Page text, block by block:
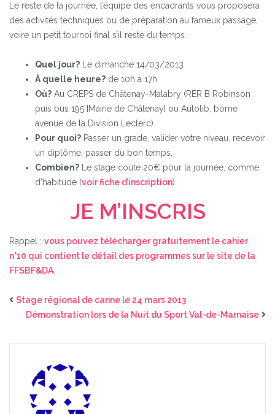
Le reste de la journée, l’équipe des encadrants vous proposera
des activités techniques ou de préparation au fameux passage,
voire un petit tournoi final s’il reste du temps.
Quel jour? Le dimanche 14/03/2013
À quelle heure? de 10h à 17h
Où? Au CREPS de Châtenay-Malabry (RER B Robinson
puis bus 195 [Mairie de Châtenay] ou Autolib, borne
avenue de la Division Leclerc)
Pour quoi? Passer un grade, valider votre niveau, recevoir
un diplôme, passer du bon temps.
Combien? Le stage coûte 20€ pour la journée, comme
d’habitude (voir fiche d’inscription).
JE M’INSCRIS
Rappel : vous pouvez télécharger gratuitement le cahier
n°10 qui contient le détail des programmes sur le site de la
FFSBF&DA
Stage régional de canne le 24 mars 2013
Démonstration lors de la Nuit du Sport Val-de-Marnaise